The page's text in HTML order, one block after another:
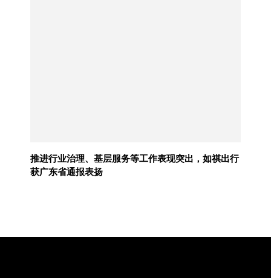
推进行业治理、基层服务等工作表现突出，如祺出行
获广东省通报表扬